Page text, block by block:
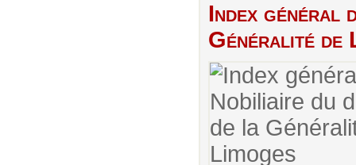
Index général
Généralité de